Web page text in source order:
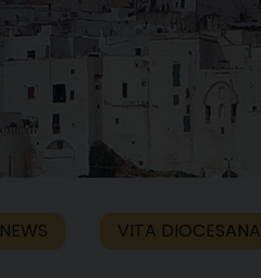
NEWS VITA DIOCESANA